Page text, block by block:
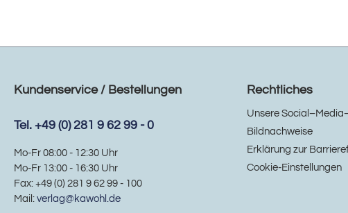
Kundenservice / Bestellungen
Tel. +49 (0) 281 9 62 99 - 0
Mo-Fr 08:00 - 12:30 Uhr
Mo-Fr 13:00 - 16:30 Uhr
Fax: +49 (0) 281 9 62 99 - 100
Mail: verlag@kawohl.de
Rechtliches
Unsere
Bildnachweise
Erklärung zur
Cookie-Einstellungen